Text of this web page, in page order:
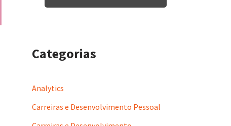
Categorias
Analytics
Carreiras e Desenvolvimento Pessoal